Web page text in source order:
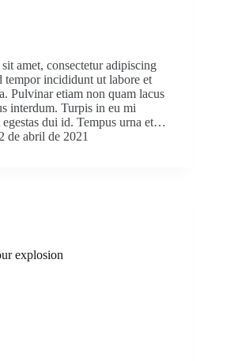
amet, consectetur adipiscing
tempor incididunt ut labore et
Pulvinar etiam non quam lacus
interdum. Turpis in eu mi
dui id. Tempus urna et…
de abril de 2021
explosion